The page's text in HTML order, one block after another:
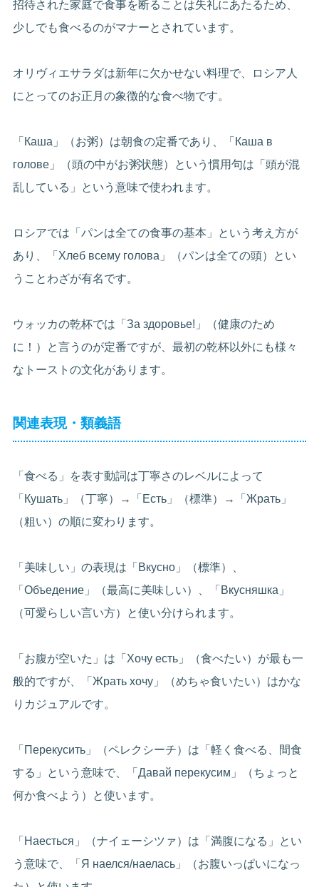
招待された家庭で食事を断ることは失礼にあたるため、
少しでも食べるのがマナーとされています。
オリヴィエサラダは新年に欠かせない料理で、ロシア人
にとってのお正月の象徴的な食べ物です。
「Каша」（お粥）は朝食の定番であり、「Каша в
голове」（頭の中がお粥状態）という慣用句は「頭が混
乱している」という意味で使われます。
ロシアでは「パンは全ての食事の基本」という考え方が
あり、「Хлеб всему голова」（パンは全ての頭）とい
うことわざが有名です。
ウォッカの乾杯では「За здоровье!」（健康のため
に！）と言うのが定番ですが、最初の乾杯以外にも様々
なトーストの文化があります。
関連表現・類義語
「食べる」を表す動詞は丁寧さのレベルによって
「Кушать」（丁寧）→「Есть」（標準）→「Жрать」
（粗い）の順に変わります。
「美味しい」の表現は「Вкусно」（標準）、
「Объедение」（最高に美味しい）、「Вкусняшка」
（可愛らしい言い方）と使い分けられます。
「お腹が空いた」は「Хочу есть」（食べたい）が最も一
般的ですが、「Жрать хочу」（めちゃ食いたい）はかな
りカジュアルです。
「Перекусить」（ペレクシーチ）は「軽く食べる、間食
する」という意味で、「Давай перекусим」（ちょっと
何か食べよう）と使います。
「Наесться」（ナイェーシツァ）は「満腹になる」とい
う意味で、「Я наелся/наелась」（お腹いっぱいになっ